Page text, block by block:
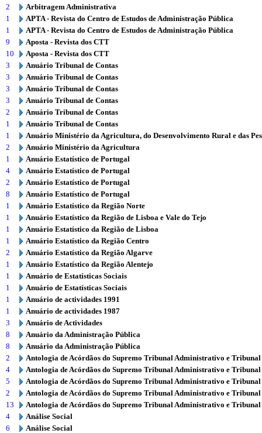
2
Arbitragem Administrativa
1
APTA - Revista do Centro de Estudos de Administração Pública
1
APTA - Revista do Centro de Estudos de Administração Pública
9
Aposta - Revista dos CTT
10
Aposta - Revista dos CTT
3
Anuário Tribunal de Contas
3
Anuário Tribunal de Contas
3
Anuário Tribunal de Contas
3
Anuário Tribunal de Contas
2
Anuário Tribunal de Contas
1
Anuário Tribunal de Contas
1
Anuário Ministério da Agricultura, do Desenvolvimento Rural e das
2
Anuário Ministério da Agricultura
1
Anuário Estatístico de Portugal
4
Anuário Estatístico de Portugal
2
Anuário Estatístico de Portugal
8
Anuário Estatístico de Portugal
1
Anuário Estatístico da Região Norte
1
Anuário Estatístico da Região de Lisboa e Vale do Tejo
1
Anuário Estatístico da Região de Lisboa
1
Anuário Estatístico da Região Centro
2
Anuário Estatístico da Região Algarve
1
Anuário Estatístico da Região Alentejo
1
Anuário de Estatísticas Sociais
1
Anuário de Estatísticas Sociais
1
Anuário de actividades 1991
1
Anuário de actividades 1987
3
Anuário de Actividades
8
Anuário da Administração Pública
8
Anuário da Administração Pública
2
Antologia de Acórdãos do Supremo Tribunal Administrativo e
4
Antologia de Acórdãos do Supremo Tribunal Administrativo e
5
Antologia de Acórdãos do Supremo Tribunal Administrativo e
2
Antologia de Acórdãos do Supremo Tribunal Administrativo e
13
Antologia de Acórdãos do Supremo Tribunal Administrativo e
4
Análise Social
6
Análise Social